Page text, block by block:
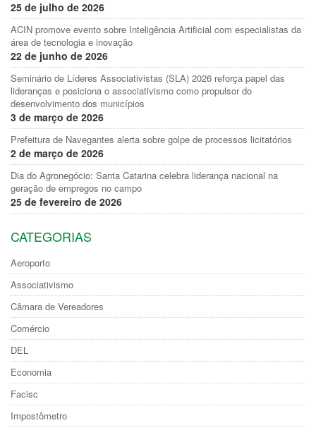
25 de julho de 2026
ACIN promove evento sobre Inteligência Artificial com especialistas da
área de tecnologia e inovação
22 de junho de 2026
Seminário de Líderes Associativistas (SLA) 2026 reforça papel das
lideranças e posiciona o associativismo como propulsor do
desenvolvimento dos municípios
3 de março de 2026
Prefeitura de Navegantes alerta sobre golpe de processos licitatórios
2 de março de 2026
Dia do Agronegócio: Santa Catarina celebra liderança nacional na
geração de empregos no campo
25 de fevereiro de 2026
CATEGORIAS
Aeroporto
Associativismo
Câmara de Vereadores
Comércio
DEL
Economia
Facisc
Impostômetro